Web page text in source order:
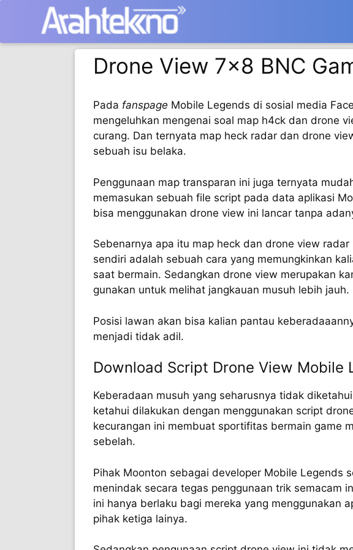
Drone View 7×8 BNC
Pada fanspage Mobile Legends di sosial media
mengeluhkan mengenai soal map h4ck dan drone
curang. Dan ternyata map heck radar dan drone
sebuah isu belaka.
Penggunaan map transparan ini juga ternyata
memasukan sebuah file script pada data aplikasi
bisa menggunakan drone view ini lancar tanpa
Sebenarnya apa itu map heck dan drone view
sendiri adalah sebuah cara yang memungkinkan
saat bermain. Sedangkan drone view merupakan
gunakan untuk melihat jangkauan musuh lebih jauh.
Posisi lawan akan bisa kalian pantau
menjadi tidak adil.
Download Script Drone View Mobile
Keberadaan musuh yang seharusnya tidak
ketahui dilakukan dengan menggunakan script
kecurangan ini membuat sportifitas bermain game
sebelah.
Pihak Moonton sebagai developer Mobile Legends
menindak secara tegas penggunaan trik semacam
ini hanya berlaku bagi mereka yang menggunakan
pihak ketiga lainya.